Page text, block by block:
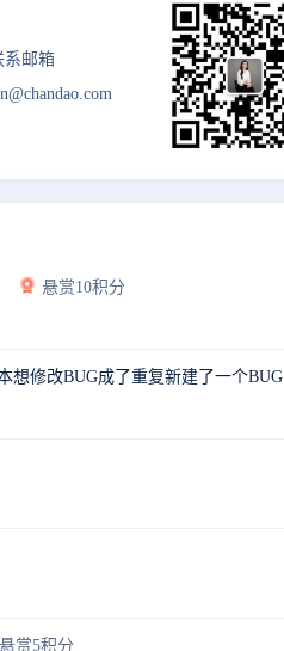
系邮箱
悬赏10积分
想修改BUG成了重复新建了一个BUG
悬赏5积分